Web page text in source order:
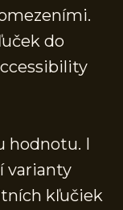
do
hodnotu. I
varianty
kľučiek